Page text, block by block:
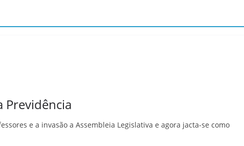
e a invasão a Assembleia Legislativa e agora jacta-se como